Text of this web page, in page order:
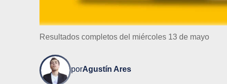
Resultados completos del miércoles 13 de mayo
porAgustín Ares